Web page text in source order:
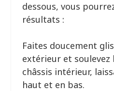
dessous, vous
résultats :
Faites doucement
extérieur et soulevez
châssis intérieur,
haut et en bas.